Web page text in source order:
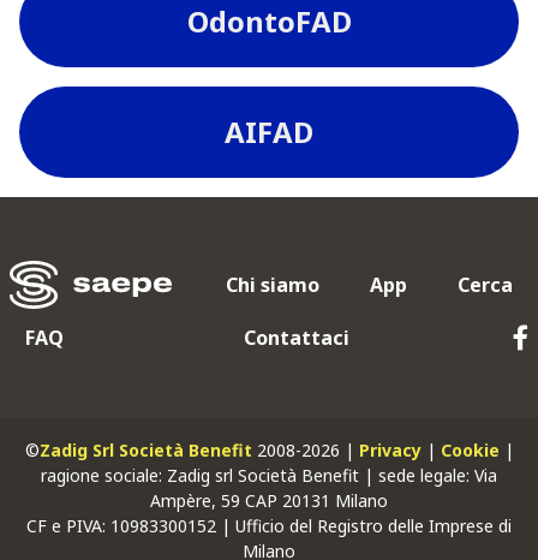
OdontoFAD
AIFAD
Chi siamo App
Cerca
FAQ
Contattaci
©Zadig Srl Società Benefit 2008-2026 | Privacy| Cookie |
ragione sociale: Zadig srl Società Benefit | sede legale: Via
Ampère, 59 CAP 20131 Milano
CF e PIVA: 10983300152 | Ufficio del Registro delle Imprese di
Milano